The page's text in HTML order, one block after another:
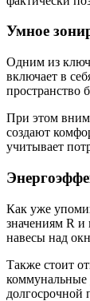
Умное
Одним из
включает в
пространство
При этом
создают
учитывает
Как уже
значениям R
навесы над
Также стоит
коммунальные
долгосрочной